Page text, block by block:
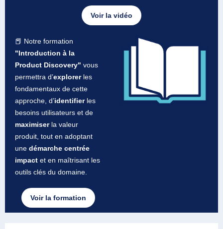
Voir la vidéo
📕 Notre formation
"Introduction à la
Product Discovery" vous
permettra d’explorerles
fondamentaux de cette
approche, d’identifierles
besoins utilisateurs et de
maximiserla valeur
produit, tout en adoptant
une démarche centrée
impact et en maîtrisant les
outils clés du domaine.
Voir la formation